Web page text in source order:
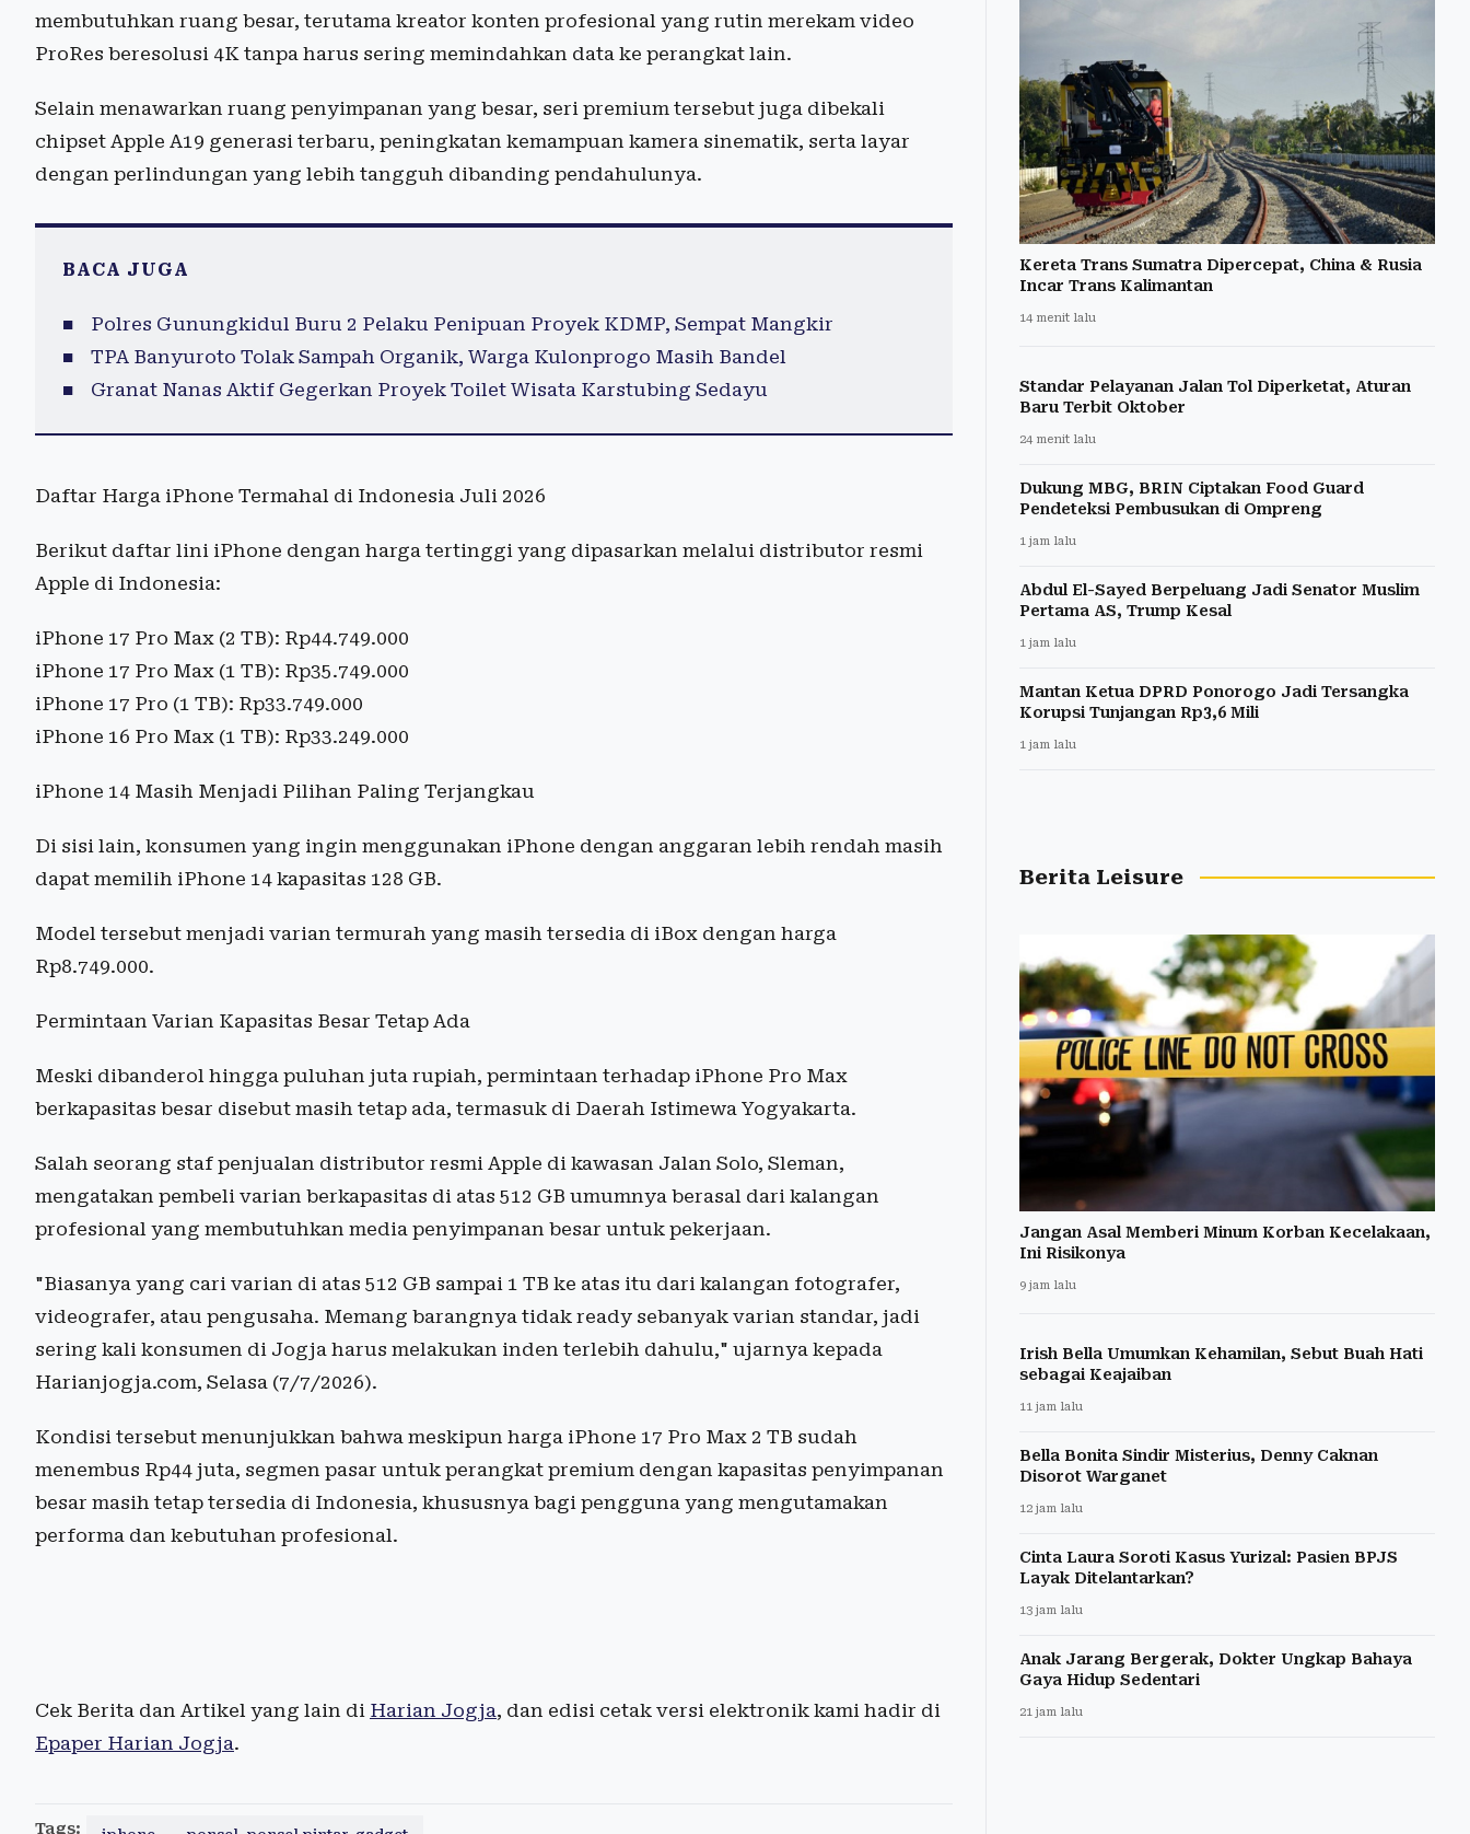
membutuhkan ruang besar, terutama kreator konten profesional yang rutin merekam video
ProRes beresolusi 4K tanpa harus sering memindahkan data ke perangkat lain.
Selain menawarkan ruang penyimpanan yang besar, seri premium tersebut juga dibekali
chipset Apple A19 generasi terbaru, peningkatan kemampuan kamera sinematik, serta layar
dengan perlindungan yang lebih tangguh dibanding pendahulunya.
BACA JUGA
Polres Gunungkidul Buru 2 Pelaku Penipuan Proyek KDMP, Sempat Mangkir
TPA Banyuroto Tolak Sampah Organik, Warga Kulonprogo Masih Bandel
Granat Nanas Aktif Gegerkan Proyek Toilet Wisata Karstubing Sedayu
Daftar Harga iPhone Termahal di Indonesia Juli 2026
Berikut daftar lini iPhone dengan harga tertinggi yang dipasarkan melalui distributor resmi
Apple di Indonesia:
iPhone 17 Pro Max (2 TB): Rp44.749.000
iPhone 17 Pro Max (1 TB): Rp35.749.000
iPhone 17 Pro (1 TB): Rp33.749.000
iPhone 16 Pro Max (1 TB): Rp33.249.000
iPhone 14 Masih Menjadi Pilihan Paling Terjangkau
Di sisi lain, konsumen yang ingin menggunakan iPhone dengan anggaran lebih rendah masih
dapat memilih iPhone 14 kapasitas 128 GB.
Model tersebut menjadi varian termurah yang masih tersedia di iBox dengan harga
Rp8.749.000.
Permintaan Varian Kapasitas Besar Tetap Ada
Meski dibanderol hingga puluhan juta rupiah, permintaan terhadap iPhone Pro Max
berkapasitas besar disebut masih tetap ada, termasuk di Daerah Istimewa Yogyakarta.
Salah seorang staf penjualan distributor resmi Apple di kawasan Jalan Solo, Sleman,
mengatakan pembeli varian berkapasitas di atas 512 GB umumnya berasal dari kalangan
profesional yang membutuhkan media penyimpanan besar untuk pekerjaan.
"Biasanya yang cari varian di atas 512 GB sampai 1 TB ke atas itu dari kalangan fotografer,
videografer, atau pengusaha. Memang barangnya tidak ready sebanyak varian standar, jadi
sering kali konsumen di Jogja harus melakukan inden terlebih dahulu," ujarnya kepada
Harianjogja.com, Selasa (7/7/2026).
Kondisi tersebut menunjukkan bahwa meskipun harga iPhone 17 Pro Max 2 TB sudah
menembus Rp44 juta, segmen pasar untuk perangkat premium dengan kapasitas penyimpanan
besar masih tetap tersedia di Indonesia, khususnya bagi pengguna yang mengutamakan
performa dan kebutuhan profesional.
Cek Berita dan Artikel yang lain di Harian Jogja, dan edisi cetak versi elektronik kami hadir di
Epaper Harian Jogja.
Tags:
Kereta Trans Sumatra Dipercepat, China & Rusia
Incar Trans Kalimantan
14 menit lalu
Standar Pelayanan Jalan Tol Diperketat, Aturan
Baru Terbit Oktober
24 menit lalu
Dukung MBG, BRIN Ciptakan Food Guard
Pendeteksi Pembusukan di Ompreng
1 jam lalu
Abdul El-Sayed Berpeluang Jadi Senator Muslim
Pertama AS, Trump Kesal
1 jam lalu
Mantan Ketua DPRD Ponorogo Jadi Tersangka
Korupsi Tunjangan Rp3,6 Mili
1 jam lalu
Berita Leisure
Jangan Asal Memberi Minum Korban Kecelakaan,
Ini Risikonya
9 jam lalu
Irish Bella Umumkan Kehamilan, Sebut Buah Hati
sebagai Keajaiban
11 jam lalu
Bella Bonita Sindir Misterius, Denny Caknan
Disorot Warganet
12 jam lalu
Cinta Laura Soroti Kasus Yurizal: Pasien BPJS
Layak Ditelantarkan?
13 jam lalu
Anak Jarang Bergerak, Dokter Ungkap Bahaya
Gaya Hidup Sedentari
21 jam lalu